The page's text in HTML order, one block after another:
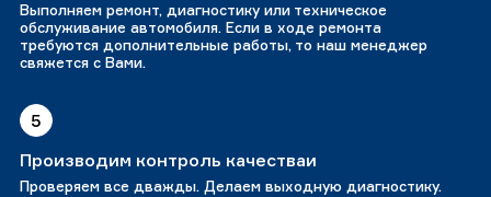
Выполняем ремонт, диагностику или техническое
обслуживание автомобиля. Если в ходе ремонта
требуются дополнительные работы, то наш менеджер
свяжется с Вами.
5
Производим контроль качестваи
Проверяем все дважды. Делаем выходную диагностику.